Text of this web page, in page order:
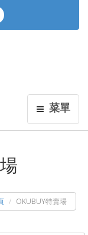
菜單
OKUBUY特賣場